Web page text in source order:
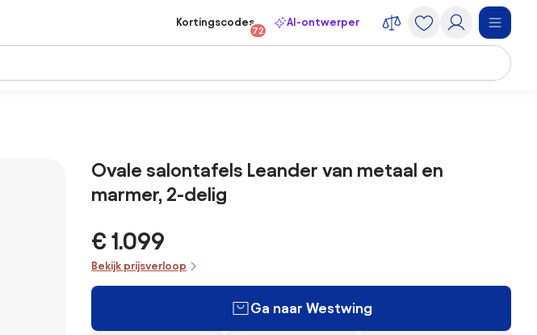
Kortingscodes
72
AI-ontwerper
Ovale salontafels Leander van metaal en
marmer, 2-delig
€ 1.099
Bekijk prijsverloop
Ga naar Westwing